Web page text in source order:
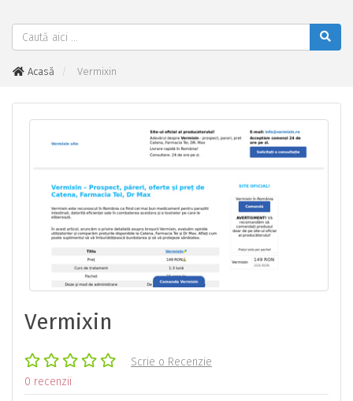
Acasă Vermixin
Vermixin
Scrie o Recenzie
0 recenzii